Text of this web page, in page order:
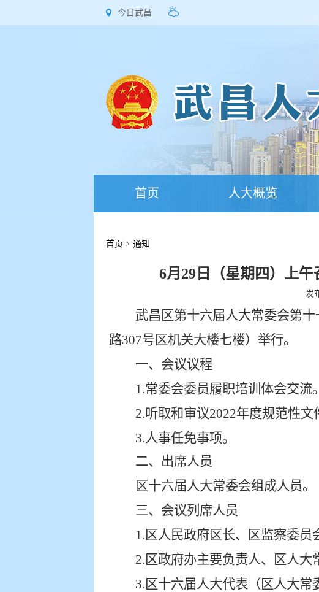
今日武昌
首页 人大概览
首页 > 通知
6月29日（星期四）上
发
武昌区第十六届人大常委会第十
路307号区机关大楼七楼）举行。
一、 会议议程
1.常委会委员履职培训体会交流。
2.听取和审议2022年度规范性文
3.人事任免事项。
二、出席人员
区十六届人大常委会组成人员。
三、 会议列席人员
1.区人民政府区长、区监察委员
2.区政府办主要负责人、区人大
3.区十六届人大代表（区人大常